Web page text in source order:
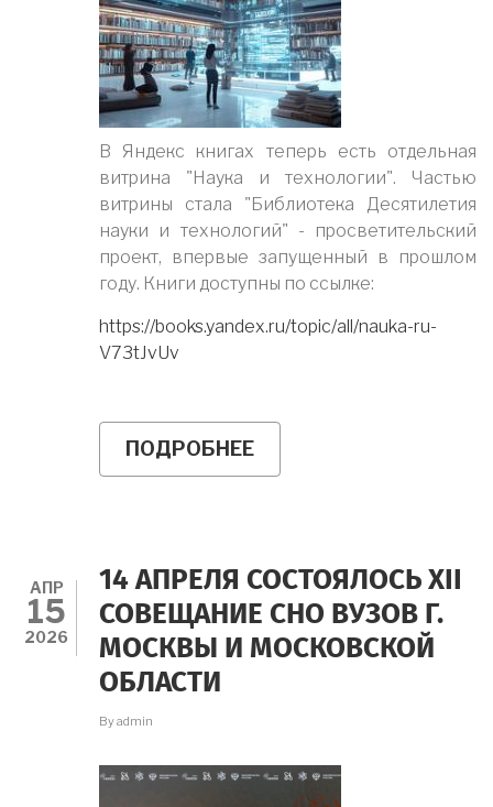
В Яндекс книгах теперь есть отдельная
витрина "Наука и технологии". Частью
витрины стала "Библиотека Десятилетия
науки и технологий" - просветительский
проект, впервые запущенный в прошлом
году. Книги доступны по ссылке:
https://books.yandex.ru/topic/all/nauka-ru-
V73tJvUv
ПОДРОБНЕЕ
ЛЮБИТЕ
АПР
15
2026
14 АПРЕЛЯ СОСТОЯЛОСЬ XII
СОВЕЩАНИЕ СНО ВУЗОВ Г.
МОСКВЫ И МОСКОВСКОЙ
ОБЛАСТИ
Byadmin